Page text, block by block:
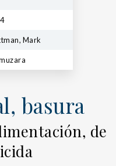
Mark
basura
de